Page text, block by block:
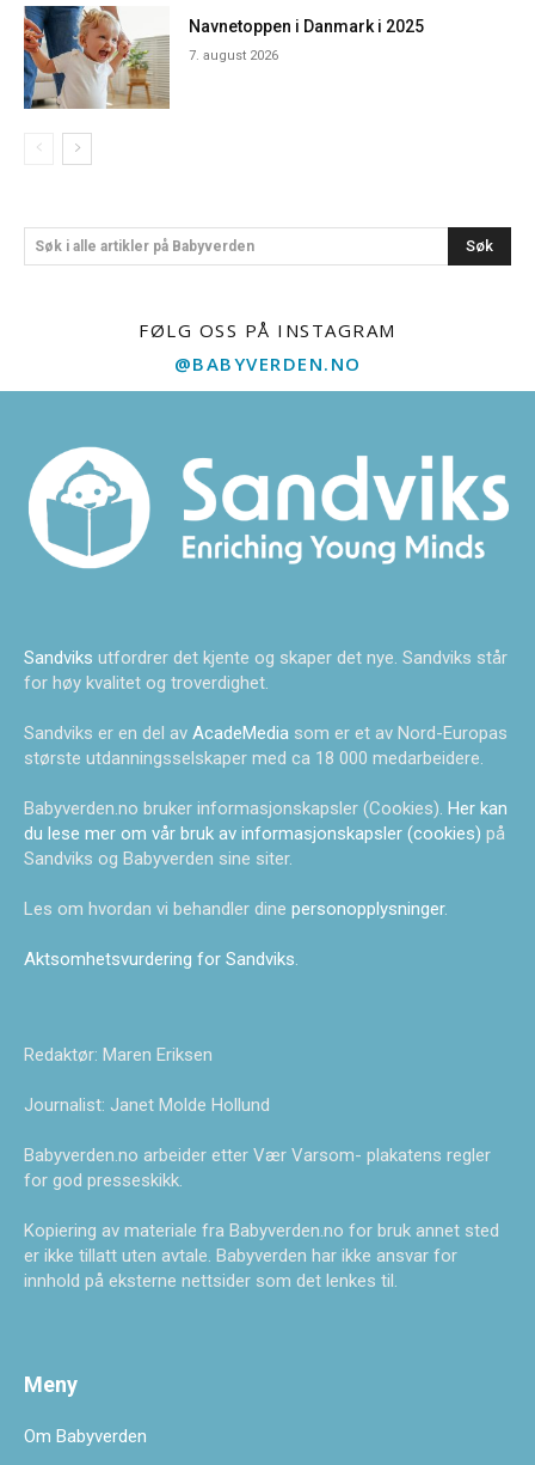
Navnetoppen i Danmark i 2025
7. august 2026
Søk i alle artikler på Babyverden Søk
FØLG OSS PÅ INSTAGRAM
@BABYVERDEN.NO
Sandviks utfordrer det kjente og skaper det nye. Sandviks står
for høy kvalitet og troverdighet.
Sandviks er en del av AcadeMedia som er et av Nord-Europas
største utdanningsselskaper med ca 18 000 medarbeidere.
Babyverden.no bruker informasjonskapsler (Cookies). Her kan
du lese mer om vår bruk av informasjonskapsler (cookies) på
Sandviks og Babyverden sine siter.
Les om hvordan vi behandler dine personopplysninger.
Aktsomhetsvurdering for Sandviks.
Redaktør: Maren Eriksen
Journalist: Janet Molde Hollund
Babyverden.no arbeider etter Vær Varsom- plakatens regler
for god presseskikk.
Kopiering av materiale fra Babyverden.no for bruk annet sted
er ikke tillatt uten avtale. Babyverden har ikke ansvar for
innhold på eksterne nettsider som det lenkes til.
Meny
Om Babyverden